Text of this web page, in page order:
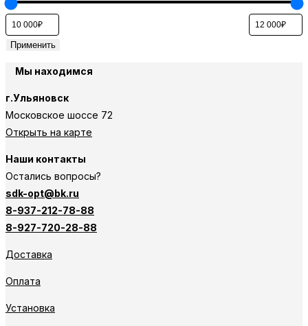
Применить
Мы находимся
г.Ульяновск
Московское шоссе 72
Открыть на карте
Наши контакты
Остались вопросы?
sdk-opt@bk.ru
8-937-212-78-88
8-927-720-28-88
Доставка
Оплата
Установка